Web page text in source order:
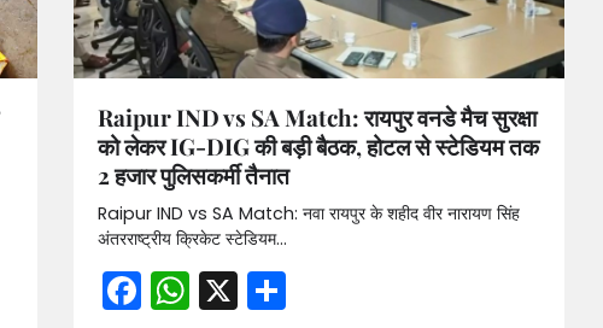
Raipur IND vs SA Match: रायपुर वनडे मैच सुरक्षा
को लेकर IG-DIG की बड़ी बैठक, होटल से स्टेडियम तक
2 हजार पुलिसकर्मी तैनात
Raipur IND vs SA Match: नवा रायपुर के शहीद वीर नारायण सिंह
अंतरराष्ट्रीय क्रिकेट स्टेडियम…
Facebook
WhatsApp
X